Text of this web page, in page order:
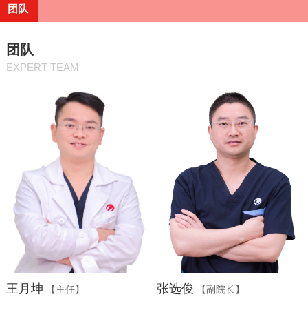
团队
团队
EXPERT TEAM
王月坤 【主任】 张选俊 【副院长】